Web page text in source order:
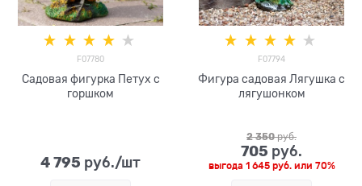
F07780
Садовая фигурка Петух с
горшком
4 795 руб./шт
F07794
Фигура садовая Лягушка с
лягушонком
2 350 руб.
705 руб.
выгода 1 645 руб.или 70%